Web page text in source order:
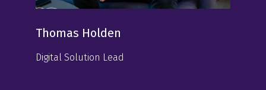
Thomas Holden
Digital Solution Lead